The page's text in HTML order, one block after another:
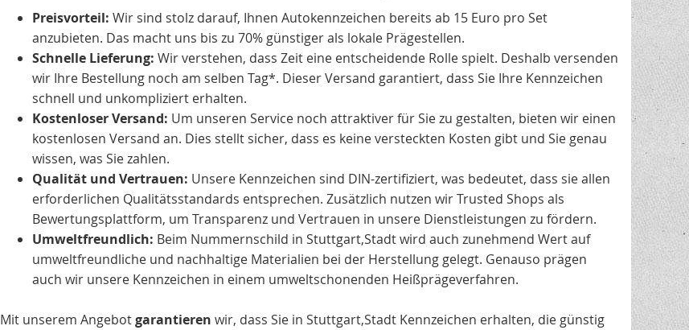
Preisvorteil: Wir sind stolz darauf, Ihnen Autokennzeichen bereits ab 15 Euro pro Set
anzubieten. Das macht uns bis zu 70% günstiger als lokale Prägestellen.
Schnelle Lieferung: Wir verstehen, dass Zeit eine entscheidende Rolle spielt. Deshalb versenden
wir Ihre Bestellung noch am selben Tag*. Dieser Versand garantiert, dass Sie Ihre Kennzeichen
schnell und unkompliziert erhalten.
Kostenloser Versand: Um unseren Service noch attraktiver für Sie zu gestalten, bieten wir einen
kostenlosen Versand an. Dies stellt sicher, dass es keine versteckten Kosten gibt und Sie genau
wissen, was Sie zahlen.
Qualität und Vertrauen: Unsere Kennzeichen sind DIN-zertifiziert, was bedeutet, dass sie allen
erforderlichen Qualitätsstandards entsprechen. Zusätzlich nutzen wir Trusted Shops als
Bewertungsplattform, um Transparenz und Vertrauen in unsere Dienstleistungen zu fördern.
Umweltfreundlich: Beim Nummernschild in Stuttgart,Stadt wird auch zunehmend Wert auf
umweltfreundliche und nachhaltige Materialien bei der Herstellung gelegt. Genauso prägen
auch wir unsere Kennzeichen in einem umweltschonenden Heißprägeverfahren.
Mit unserem Angebotgarantieren wir, dass Sie in Stuttgart,Stadt Kennzeichen erhalten, die günstig